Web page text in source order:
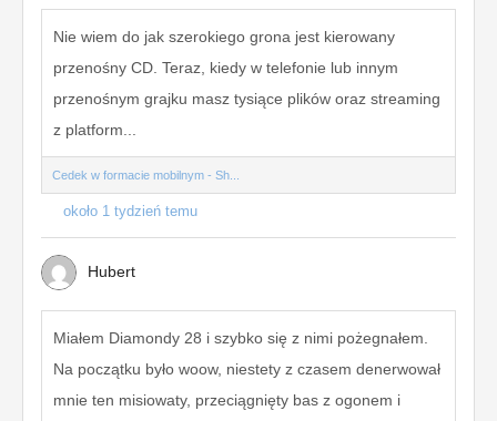
Nie wiem do jak szerokiego grona jest kierowany
przenośny CD. Teraz, kiedy w telefonie lub innym
przenośnym grajku masz tysiące plików oraz streaming
z platform...
Cedek w formacie mobilnym - Sh...
około 1 tydzień temu
Hubert
Miałem Diamondy 28 i szybko się z nimi pożegnałem.
Na początku było woow, niestety z czasem denerwował
mnie ten misiowaty, przeciągnięty bas z ogonem i